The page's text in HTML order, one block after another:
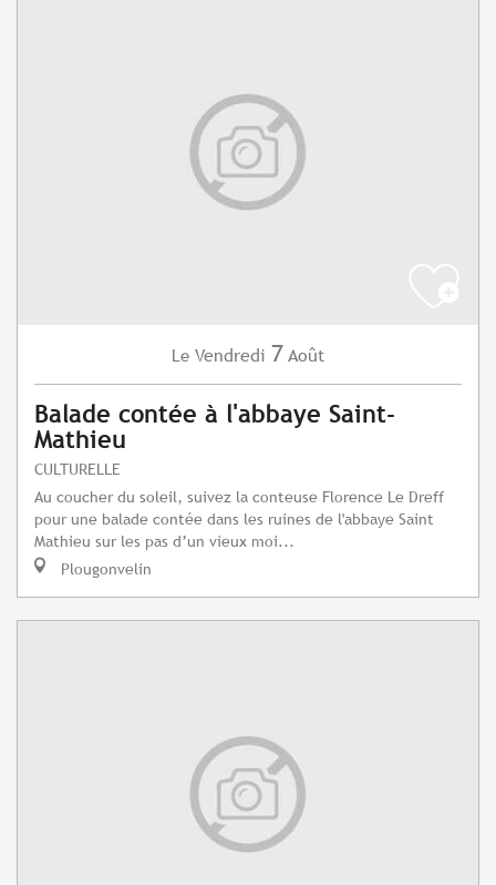
Le Vendredi 7 Août
Balade contée à l'abbaye Saint-
Mathieu
CULTURELLE
Au coucher du soleil, suivez la conteuse Florence Le Dreff
pour une balade contée dans les ruines de l'abbaye Saint
Mathieu sur les pas d’un vieux moi...
Plougonvelin